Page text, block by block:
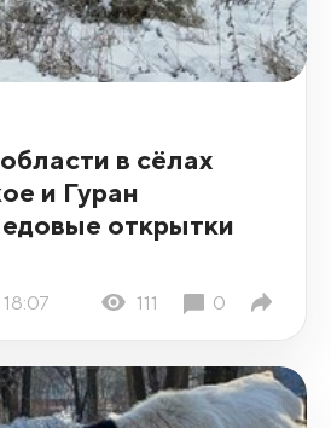
в сёлах
и Гуран
открытки
111 0